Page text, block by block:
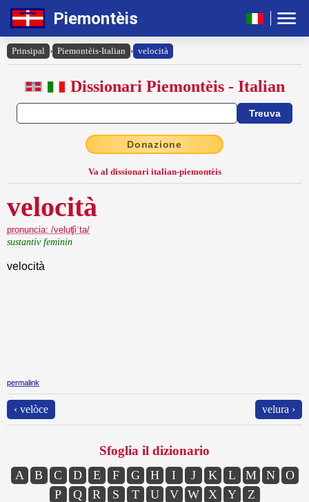
Piemontèis
Prinsipal › Piemontèis-Italian › velocità
Dissionari Piemontèis - Italian
Donazione
Va al dissionari italian-piemontèis
velocità
pronuncia: /veluʧiˈta/
sustantiv feminin
velocità
permalink
‹ velòce velura ›
Sfoglia il dizionario
A B C D E F G H I J K L M N
O
P
Q R S T U V W X Y Z